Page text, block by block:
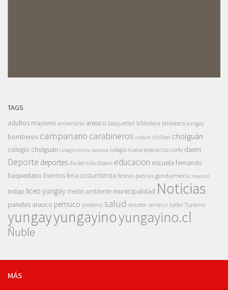
TAGS
adultos mayores aniversario arauco basquetbol biblioteca biblioteca yungay
bomberos campanario carabineros cesfam chillan cholguán
colegio cholguan colegio divina pastora colegio nueva esperanza corfo daem
Deporte deportes dia del niño dideco educacion escuela fernando
baquedano Eventosferia costumbrista fiestas patrias gendarmeria hospital
indap liceo yungay medio ambiente municipalidad Noticias
paneles arauco pemuco prodemu salud sercotec sernatur taller Turismo
yungayyungayinoyungayino.cl
Ñuble
MÁS